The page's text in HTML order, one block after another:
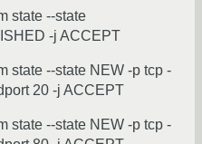
state --state
-j ACCEPT
state --state NEW -p tcp -
20 -j ACCEPT
state --state NEW -p tcp -